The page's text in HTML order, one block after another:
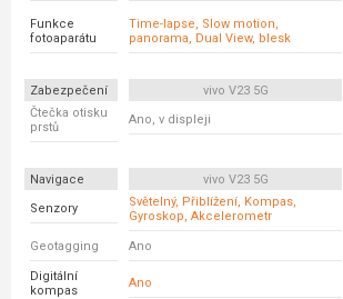
Funkce
fotoaparátu
Time-lapse, Slow motion,
panorama, Dual View, blesk
Zabezpečení vivo V23 5G
Čtečka otisku
prstů
Ano, v displeji
Navigace vivo V23 5G
Senzory
Světelný, Přiblížení, Kompas,
Gyroskop, Akcelerometr
Geotagging Ano
Digitální
kompas
Ano